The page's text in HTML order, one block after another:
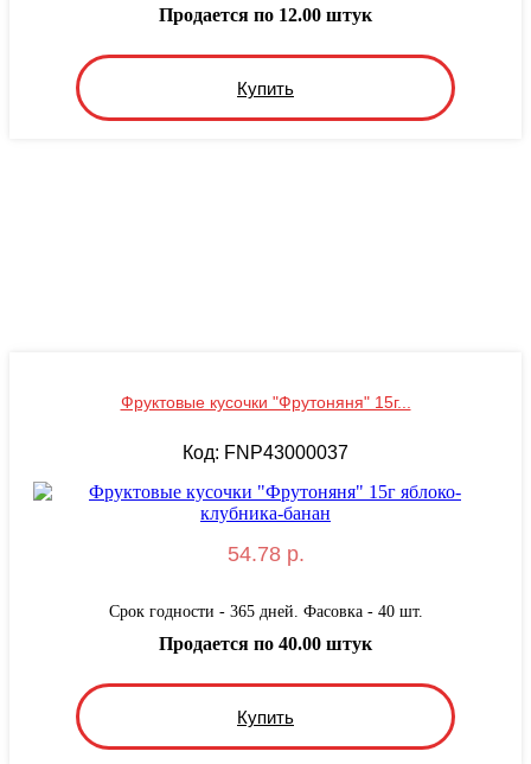
Купить
Продается по 12.00 штук
Фруктовые кусочки "Фрутоняня" 15г...
Код: FNP43000037
54.78 р.
Срок годности - 365 дней. Фасовка - 40 шт.
Купить
Продается по 40.00 штук